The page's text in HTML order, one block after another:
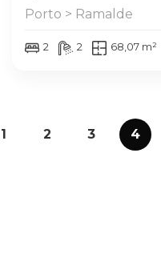
Porto > Ramalde
2 2 68,07 m²
1 2 3 4